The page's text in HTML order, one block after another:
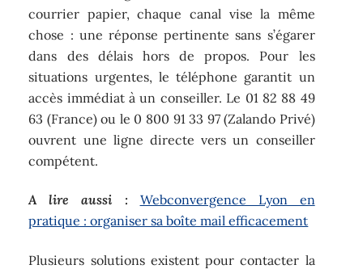
courrier papier, chaque canal vise la même
chose : une réponse pertinente sans s’égarer
dans des délais hors de propos. Pour les
situations urgentes, le téléphone garantit un
accès immédiat à un conseiller. Le 01 82 88 49
63 (France) ou le 0 800 91 33 97 (Zalando Privé)
ouvrent une ligne directe vers un conseiller
compétent.
A lire aussi :
Webconvergence Lyon en
pratique : organiser sa boîte mail efficacement
Plusieurs solutions existent pour contacter la